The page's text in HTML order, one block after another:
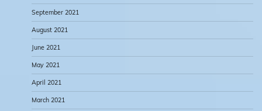
September 2021
August 2021
June 2021
May 2021
April 2021
March 2021